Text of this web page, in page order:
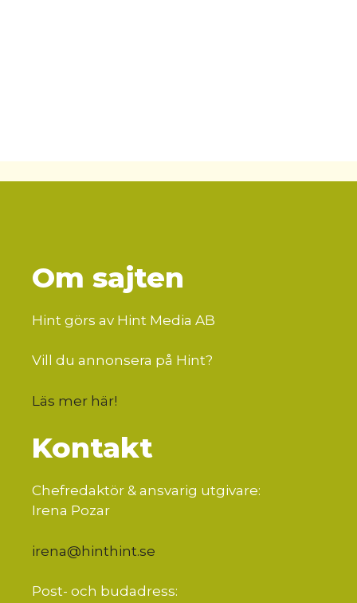
Om sajten
Hint görs av Hint Media AB
Vill du annonsera på Hint?
Läs mer här!
Kontakt
Chefredaktör & ansvarig utgivare:
Irena Pozar
irena@hinthint.se
Post- och budadress: